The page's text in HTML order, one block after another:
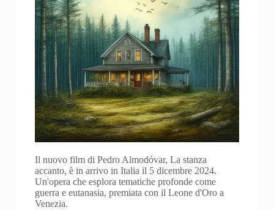
Il nuovo film di Pedro Almodóvar, La stanza
accanto, è in arrivo in Italia il 5 dicembre 2024.
Un'opera che esplora tematiche profonde come
guerra e eutanasia, premiata con il Leone d'Oro a
Venezia.